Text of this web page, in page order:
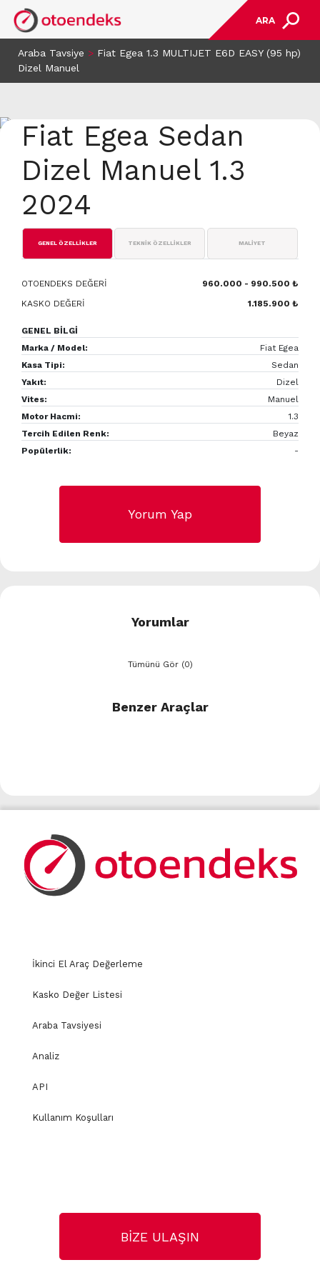
ARA
Araba Tavsiye > Fiat Egea 1.3 MULTIJET E6D EASY (95 hp)
Dizel Manuel
Fiat Egea Sedan
Dizel Manuel 1.3
2024
GENEL ÖZELLİKLER TEKNİK ÖZELLİKLER MALİYET
OTOENDEKS DEĞERİ
960.000 - 990.500 ₺
KASKO DEĞERİ
1.185.900 ₺
GENEL BİLGİ
Marka / Model:
Fiat Egea
Kasa Tipi:
Sedan
Yakıt:
Dizel
Vites:
Manuel
Motor Hacmi:
1.3
Tercih Edilen Renk:
Beyaz
Popülerlik:
-
Yorum Yap
Yorumlar
Tümünü Gör (0)
Benzer Araçlar
İkinci El Araç Değerleme
Kasko Değer Listesi
Araba Tavsiyesi
Analiz
API
Kullanım Koşulları
BİZE ULAŞIN